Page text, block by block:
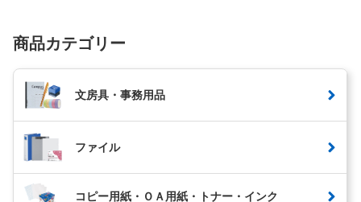
商品カテゴリー
文房具・事務用品
ファイル
コピー用紙・ＯＡ用紙・トナー・インク